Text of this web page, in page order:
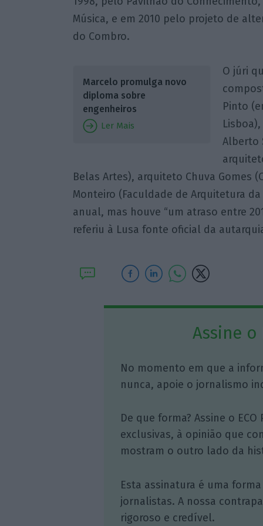
Música, e em 2010 pelo projeto de
do Combro.
Marcelo promulga novo
diploma sobre
engenheiros
Ler Mais
O júri
Pinto
Alberto
Belas Artes), arquiteto Chuva Gomes
Monteiro (Faculdade de Arquitetura
anual, mas houve “um atraso entre
referiu à Lusa fonte oficial da
Assine o
No momento em que a
nunca, apoie o jornalismo
De que forma? Assine o
exclusivas, à opinião que
mostram o outro lado da
Esta assinatura é uma
jornalistas. A nossa
rigoroso e credível.